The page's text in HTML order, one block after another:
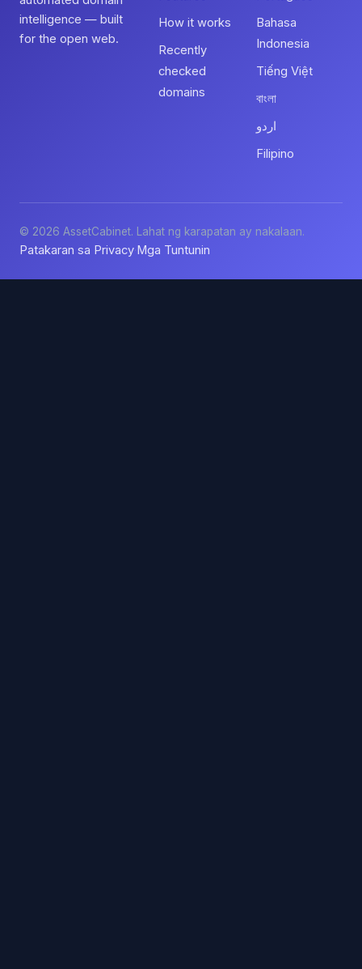
intelligence — built
for the open web.
How it works
Recently
checked
domains
Bahasa
Indonesia
Tiếng Việt
বাংলা
اردو
Filipino
© 2026 AssetCabinet. Lahat ng karapatan ay nakalaan.
Patakaran sa Privacy·Mga Tuntunin